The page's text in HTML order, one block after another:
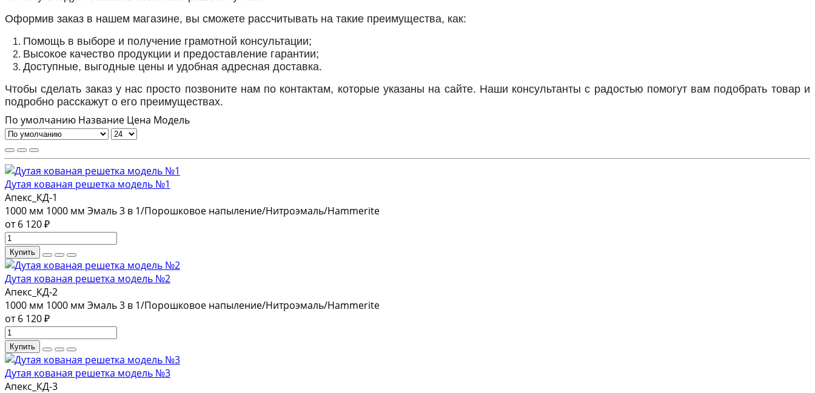
Оформив заказ в нашем магазине, вы сможете рассчитывать на такие преимущества, как:
Помощь в выборе и получение грамотной консультации;
Высокое качество продукции и предоставление гарантии;
Доступные, выгодные цены и удобная адресная доставка.
Чтобы сделать заказ у нас просто позвоните нам по контактам, которые указаны на сайте. Наши консультанты с радостью помогут вам подобрать товар и
подробно расскажут о его преимуществах.
По умолчанию Название Цена Модель
Дутая кованая решетка модель №1
Апекс_КД-1
1000 мм 1000 мм Эмаль 3 в 1/Порошковое напыление/Нитроэмаль/Hammerite
от 6 120 ₽
Купить
Дутая кованая решетка модель №2
Апекс_КД-2
1000 мм 1000 мм Эмаль 3 в 1/Порошковое напыление/Нитроэмаль/Hammerite
от 6 120 ₽
Купить
Дутая кованая решетка модель №3
Апекс_КД-3